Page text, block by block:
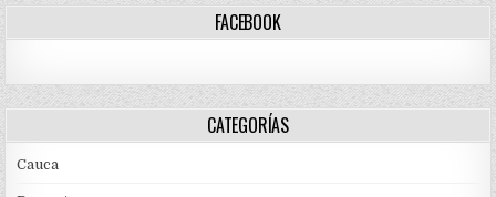
FACEBOOK
CATEGORÍAS
Cauca